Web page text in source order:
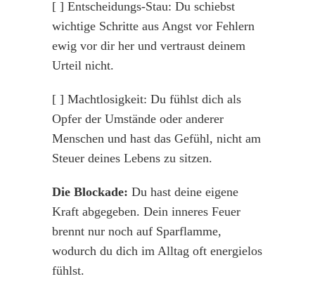
[ ] Entscheidungs-Stau: Du schiebst
wichtige Schritte aus Angst vor Fehlern
ewig vor dir her und vertraust deinem
Urteil nicht.
[ ] Machtlosigkeit: Du fühlst dich als
Opfer der Umstände oder anderer
Menschen und hast das Gefühl, nicht am
Steuer deines Lebens zu sitzen.
Die Blockade: Du hast deine eigene
Kraft abgegeben. Dein inneres Feuer
brennt nur noch auf Sparflamme,
wodurch du dich im Alltag oft energielos
fühlst.